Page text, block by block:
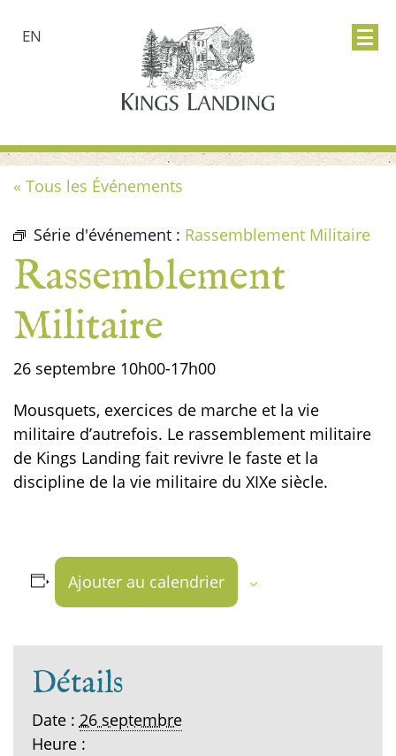
EN
« Tous les Événements
Série d'événement : Rassemblement Militaire
Rassemblement
Militaire
26 septembre 10h00-17h00
Mousquets, exercices de marche et la vie
militaire d’autrefois. Le rassemblement militaire
de Kings Landing fait revivre le faste et la
discipline de la vie militaire du XIXe siècle.
Ajouter au calendrier
Détails
Date : 26 septembre
Heure :